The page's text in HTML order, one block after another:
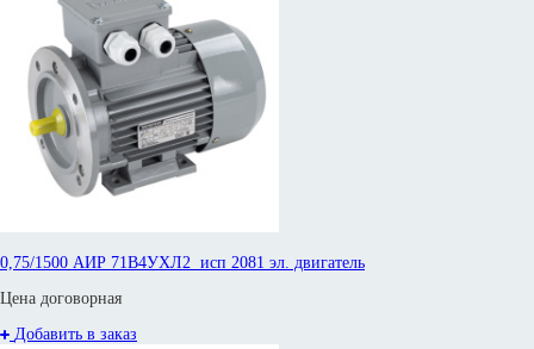
0,75/1500 АИР 71В4УХЛ2 исп 2081 эл. двигатель
Цена договорная
Добавить в заказ